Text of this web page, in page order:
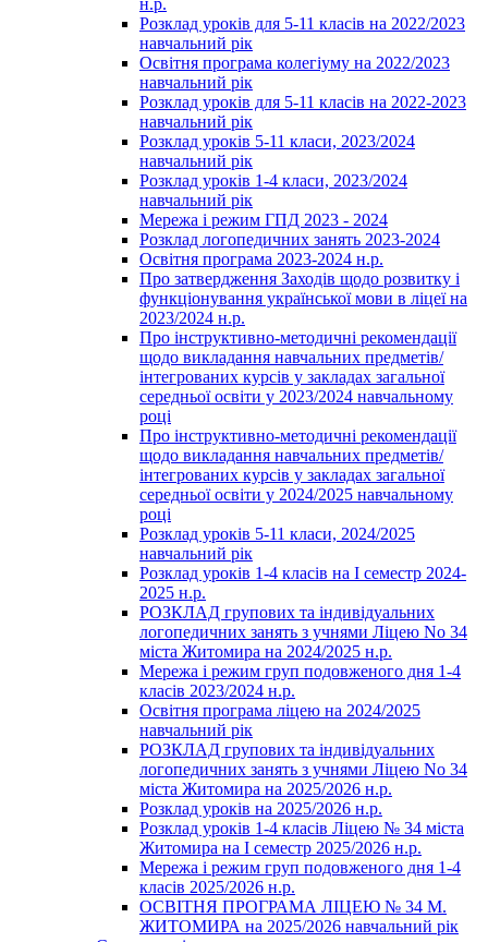
н.р.
Розклад уроків для 5-11 класів на 2022/2023
навчальний рік
Освітня програма колегіуму на 2022/2023
навчальний рік
Розклад уроків для 5-11 класів на 2022-2023
навчальний рік
Розклад уроків 5-11 класи, 2023/2024
навчальний рік
Розклад уроків 1-4 класи, 2023/2024
навчальний рік
Мережа і режим ГПД 2023 - 2024
Розклад логопедичних занять 2023-2024
Освітня програма 2023-2024 н.р.
Про затвердження Заходів щодо розвитку і
функціонування української мови в ліцеї на
2023/2024 н.р.
Про інструктивно-методичні рекомендації
щодо викладання навчальних предметів/
інтегрованих курсів у закладах загальної
середньої освіти у 2023/2024 навчальному
році
Про інструктивно-методичні рекомендації
щодо викладання навчальних предметів/
інтегрованих курсів у закладах загальної
середньої освіти у 2024/2025 навчальному
році
Розклад уроків 5-11 класи, 2024/2025
навчальний рік
Розклад уроків 1-4 класів на І семестр 2024-
2025 н.р.
РОЗКЛАД групових та індивідуальних
логопедичних занять з учнями Ліцею No 34
міста Житомира на 2024/2025 н.р.
Мережа і режим груп подовженого дня 1-4
класів 2023/2024 н.р.
Освітня програма ліцею на 2024/2025
навчальний рік
РОЗКЛАД групових та індивідуальних
логопедичних занять з учнями Ліцею No 34
міста Житомира на 2025/2026 н.р.
Розклад уроків на 2025/2026 н.р.
Розклад уроків 1-4 класів Ліцею № 34 міста
Житомира на І семестр 2025/2026 н.р.
Мережа і режим груп подовженого дня 1-4
класів 2025/2026 н.р.
ОСВІТНЯ ПРОГРАМА ЛІЦЕЮ № 34 М.
ЖИТОМИРА на 2025/2026 навчальний рік